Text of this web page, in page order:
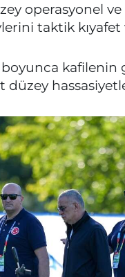
operasyonel
taktik
kafilenin